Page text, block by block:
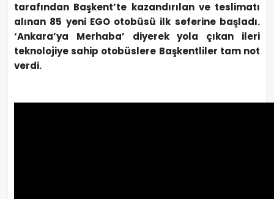
tarafından Başkent’te kazandırılan ve teslimatı
alınan 85 yeni EGO otobüsü ilk seferine başladı.
‘Ankara’ya Merhaba’ diyerek yola çıkan ileri
teknolojiye sahip otobüslere Başkentliler tam not
verdi.